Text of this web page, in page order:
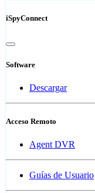
iSpyConnect
Software
Descargar
Acceso Remoto
Agent DVR
Guías de Usuario